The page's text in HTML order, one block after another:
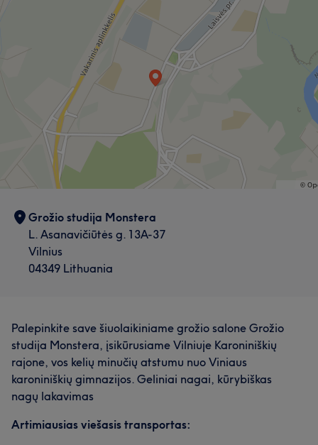
Grožio studija Monstera
L. Asanavičiūtės g. 13A-37
Vilnius
04349 Lithuania
Palepinkite save šiuolaikiniame grožio salone Grožio
studija Monstera, įsikūrusiame Vilniuje Karoniniškių
rajone, vos kelių minučių atstumu nuo Viniaus
karoniniškių gimnazijos. Geliniai nagai, kūrybiškas
nagų lakavimas
Artimiausias viešasis transportas: